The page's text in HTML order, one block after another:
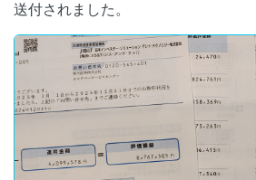
送付されました。